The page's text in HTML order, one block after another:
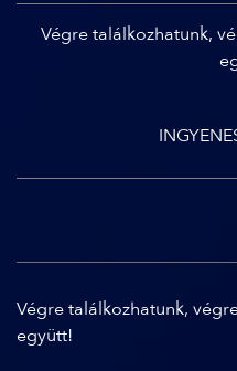
Végre találkozhatunk,
Végre találkozhatunk,
együtt!